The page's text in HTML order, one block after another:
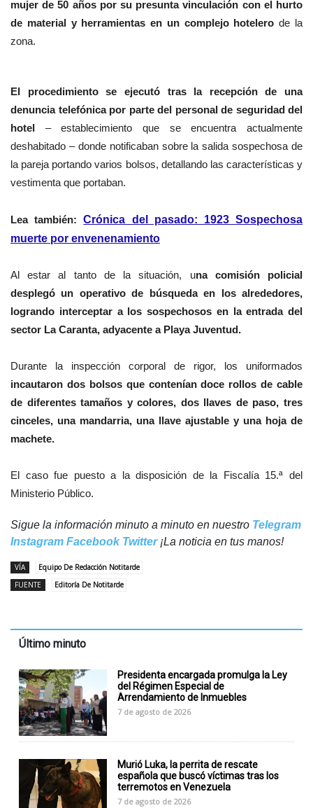
mujer de 50 años por su presunta vinculación con el hurto
de material y herramientas en un complejo hotelero de la
zona.
El procedimiento se ejecutó tras la recepción de una
denuncia telefónica por parte del personal de seguridad del
hotel – establecimiento que se encuentra actualmente
deshabitado – donde notificaban sobre la salida sospechosa de
la pareja portando varios bolsos, detallando las características y
vestimenta que portaban.
Lea también:Crónica del pasado: 1923 Sospechosa
muerte por envenenamiento
Al estar al tanto de la situación, una comisión policial
desplegó un operativo de búsqueda en los alrededores,
logrando interceptar a los sospechosos en la entrada del
sector La Caranta, adyacente a Playa Juventud.
Durante la inspección corporal de rigor, los uniformados
incautaron dos bolsos que contenían doce rollos de cable
de diferentes tamaños y colores, dos llaves de paso, tres
cinceles, una mandarria, una llave ajustable y una hoja de
machete.
El caso fue puesto a la disposición de la Fiscalía 15.ª del
Ministerio Público.
Sigue la información minuto a minuto en nuestro Telegram
Instagram Facebook Twitter¡La noticia en tus manos!
VÍA
Equipo De Redacción Notitarde
FUENTE
Editoría De Notitarde
Último minuto
Presidenta encargada promulga la Ley
del Régimen Especial de
Arrendamiento de Inmuebles
7 de agosto de 2026
Murió Luka, la perrita de rescate
española que buscó víctimas tras los
terremotos en Venezuela
7 de agosto de 2026